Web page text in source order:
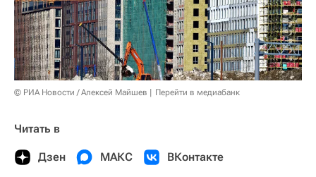
© РИА Новости / Алексей Майшев Перейти в медиабанк
Читать в
Дзен МАКС ВКонтакте